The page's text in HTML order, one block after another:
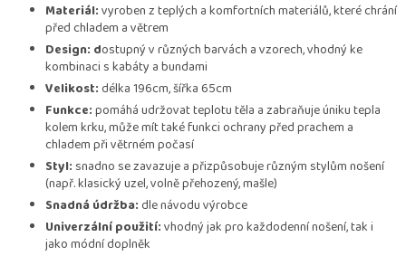
Materiál:vyroben z teplých a komfortních materiálů, které chrání
před chladem a větrem
Design: dostupný v různých barvách a vzorech, vhodný ke
kombinaci s kabáty a bundami
Velikost: délka 196cm, šířka 65cm
Funkce:pomáhá udržovat teplotu těla a zabraňuje úniku tepla
kolem krku, může mít také funkci ochrany před prachem a
chladem při větrném počasí
Styl: snadno se zavazuje a přizpůsobuje různým stylům nošení
(např. klasický uzel, volně přehozený, mašle)
Snadná údržba: dle návodu výrobce
Univerzální použití:vhodný jak pro každodenní nošení, tak i
jako módní doplněk